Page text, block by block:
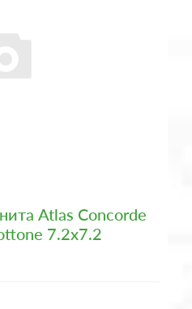
Atlas Concorde
7.2x7.2